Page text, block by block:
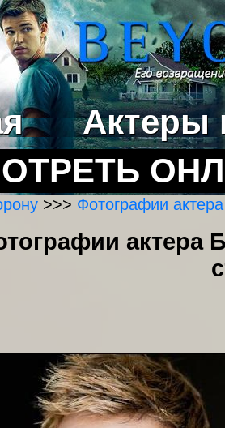
Актеры
>>> Фотографии
актера